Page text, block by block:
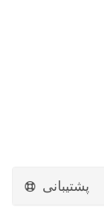
پشتیبانی